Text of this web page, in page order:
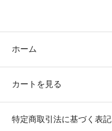
ホーム
カートを見る
特定商取引法に基づく表記